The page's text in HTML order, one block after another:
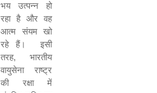
भय उत्‍पन्‍न हो
रहा है और वह
आत्‍म संयम खो
रहे हैं।
इसी
तरह, भारतीय
वायुसेना राष्ट्र
की रक्षा में